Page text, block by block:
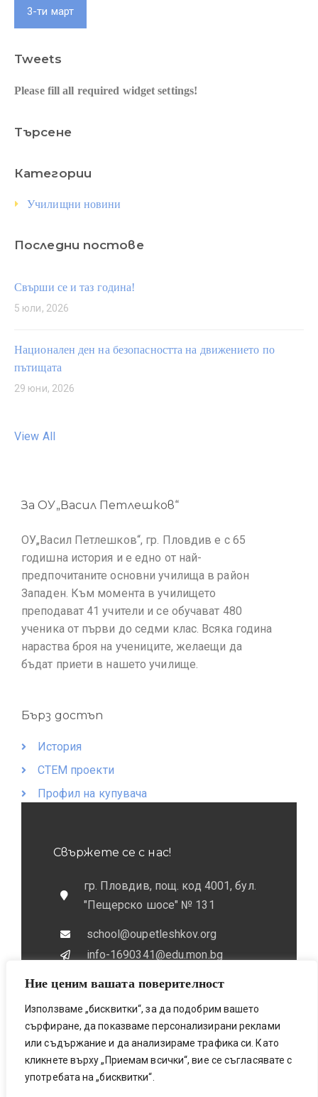
Ние ценим вашата поверителност
Използваме „бисквитки“, за да подобрим вашето
сърфиране, да показваме персонализирани реклами
или съдържание и да анализираме трафика си. Като
кликнете върху „Приемам всички“, вие се съгласявате с
употребата на „бисквитки“.
3-ти март
Tweets
Please fill all required widget settings!
Търсене
Категории
Училищни новини
Последни постове
Свърши се и таз година!
5 юли, 2026
Национален ден на безопасността на движението по
пътищата
29 юни, 2026
View All
За ОУ„Васил Петлешков“
ОУ„Васил Петлешков“, гр. Пловдив е с 65
годишна история и е едно от най-
предпочитаните основни училища в район
Западен. Към момента в училището
преподават 41 учители и се обучават 480
ученика от първи до седми клас. Всяка година
нараства броя на учениците, желаещи да
бъдат приети в нашето училище.
Бърз достъп
История
СТЕМ проекти
Профил на купувача
Свържете се с нас!
гр. Пловдив, пощ. код 4001, бул.
"Пещерско шосе" № 131
school@oupetleshkov.org
info-1690341@edu.mon.bg
032 / 643 673
0884 / 787772
Bionicfox LTD- Designed & Made